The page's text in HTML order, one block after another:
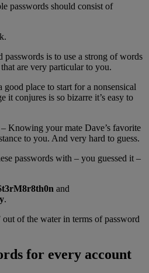
passwords should consist of
is to use a strong of words
are very particular to you.
good place to start for a nonsensical
it conjures is so bizarre it’s easy to
– Knowing your mate Dave’s favorite
to you. And very hard to guess.
passwords with – you guessed it –
and
.
of the water in terms of password
for every account